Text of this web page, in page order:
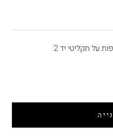
על תקליטי יד 2.